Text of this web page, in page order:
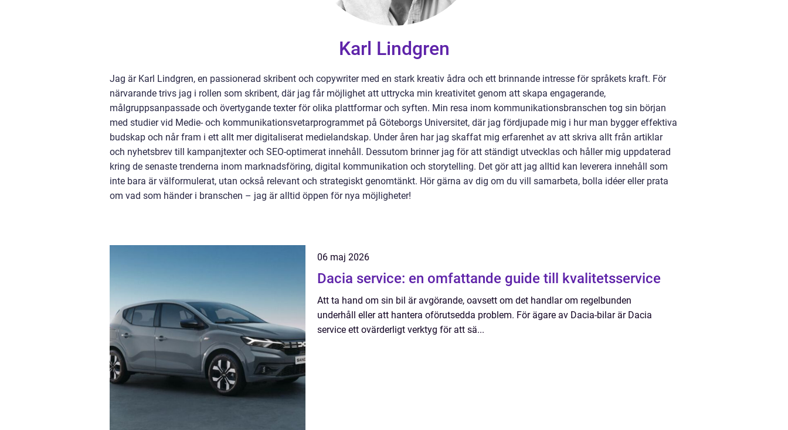
Karl Lindgren
Jag är Karl Lindgren, en passionerad skribent och copywriter med en stark kreativ ådra och ett brinnande intresse för språkets kraft. För
närvarande trivs jag i rollen som skribent, där jag får möjlighet att uttrycka min kreativitet genom att skapa engagerande,
målgruppsanpassade och övertygande texter för olika plattformar och syften. Min resa inom kommunikationsbranschen tog sin början
med studier vid Medie- och kommunikationsvetarprogrammet på Göteborgs Universitet, där jag fördjupade mig i hur man bygger effektiva
budskap och når fram i ett allt mer digitaliserat medielandskap. Under åren har jag skaffat mig erfarenhet av att skriva allt från artiklar
och nyhetsbrev till kampanjtexter och SEO-optimerat innehåll. Dessutom brinner jag för att ständigt utvecklas och håller mig uppdaterad
kring de senaste trenderna inom marknadsföring, digital kommunikation och storytelling. Det gör att jag alltid kan leverera innehåll som
inte bara är välformulerat, utan också relevant och strategiskt genomtänkt. Hör gärna av dig om du vill samarbeta, bolla idéer eller prata
om vad som händer i branschen – jag är alltid öppen för nya möjligheter!
06 maj 2026
Dacia service: en omfattande guide till kvalitetsservice
Att ta hand om sin bil är avgörande, oavsett om det handlar om regelbunden
underhåll eller att hantera oförutsedda problem. För ägare av Dacia-bilar är Dacia
service ett ovärderligt verktyg för att sä...